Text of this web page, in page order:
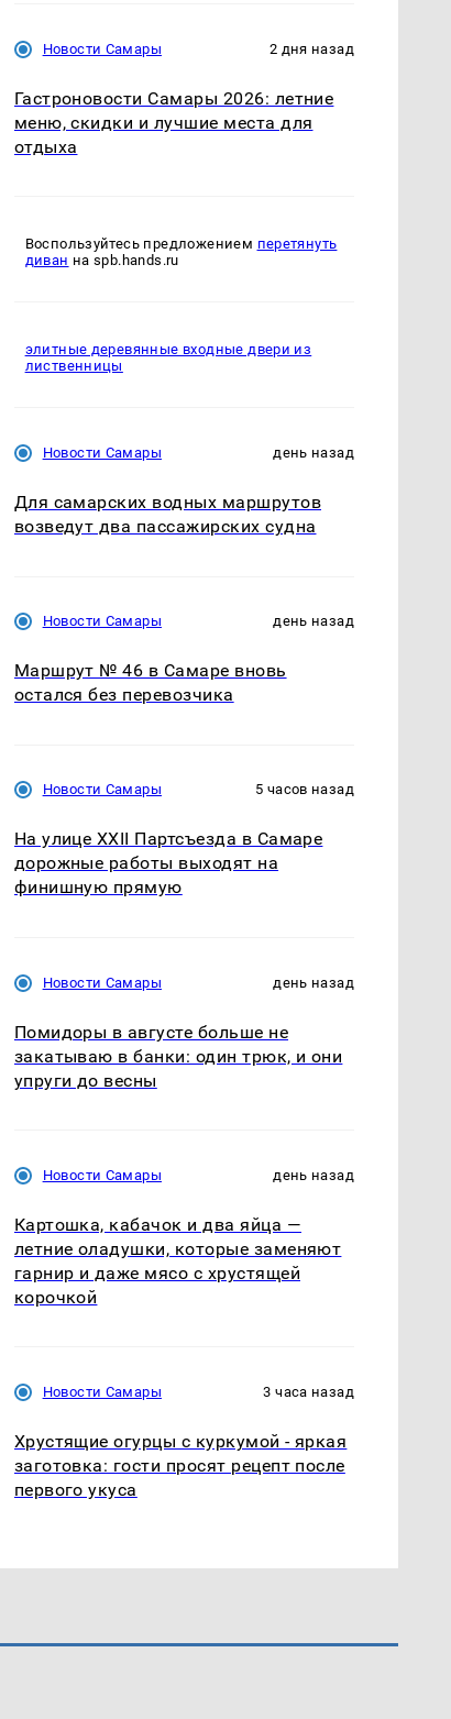
машину напали и
подожгли.
президентов США и
Новости Самары 2 дня назад
Гастроновости Самары 2026: летние
меню, скидки и лучшие места для
отдыха
Воспользуйтесь предложением перетянуть
диван на spb.hands.ru
элитные деревянные входные двери из
лиственницы
Новости Самары день назад
Для самарских водных маршрутов
возведут два пассажирских судна
Новости Самары день назад
Маршрут № 46 в Самаре вновь
остался без перевозчика
Новости Самары 5 часов назад
На улице XXII Партсъезда в Самаре
дорожные работы выходят на
финишную прямую
Новости Самары день назад
Помидоры в августе больше не
закатываю в банки: один трюк, и они
упруги до весны
Новости Самары день назад
Картошка, кабачок и два яйца —
летние оладушки, которые заменяют
гарнир и даже мясо с хрустящей
корочкой
Новости Самары 3 часа назад
Хрустящие огурцы с куркумой - яркая
заготовка: гости просят рецепт после
первого укуса